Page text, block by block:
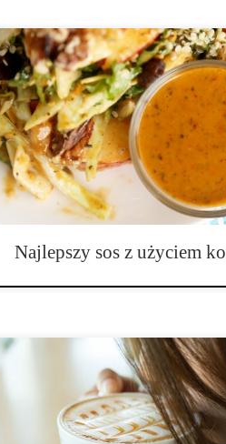
Składniki: 1/4 szklanki oleju konopi 1/2
majonezu 4 łyżki sosu tamari 2 łyżki
1 łyżka czarnego pieprzu 1 szczypta
sól do smaku 1. Umieść wszystkie
misce. 2. Dobrze wymieszaj. Świetnie
[…]
Najlepszy sos z użyciem
Składniki: (1 porcja) • 1 szklanka parzonej
(może być także bezkofeinowa), • ¼
kokosowego, • 1 łyżka oleju z konopi, • 1-